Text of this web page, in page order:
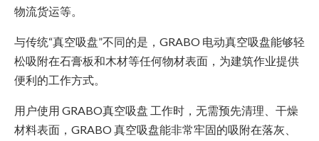
物流货运等。
与传统“真空吸盘”不同的是，GRABO 电动真空吸盘能够轻
松吸附在石膏板和木材等任何物材表面，为建筑作业提供
便利的工作方式。
用户使用 GRABO真空吸盘 工作时，无需预先清理、干燥
材料表面，GRABO 真空吸盘能非常牢固的吸附在落灰、